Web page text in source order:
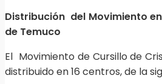
Distribución del Movimiento
de Temuco
El Movimiento de Cursillo de
distribuido en 16 centros, de la